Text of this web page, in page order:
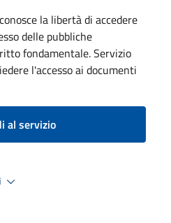
la libertà di accedere
delle pubbliche
fondamentale. Servizio
l'accesso ai documenti
al servizio